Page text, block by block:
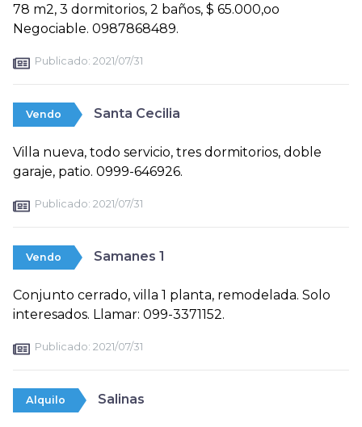
78 m2, 3 dormitorios, 2 baños, $ 65.000,oo
Negociable. 0987868489.
Publicado: 2021/07/31
Vendo Santa Cecilia
Villa nueva, todo servicio, tres dormitorios, doble
garaje, patio. 0999-646926.
Publicado: 2021/07/31
Vendo Samanes 1
Conjunto cerrado, villa 1 planta, remodelada. Solo
interesados. Llamar: 099-3371152.
Publicado: 2021/07/31
Alquilo Salinas